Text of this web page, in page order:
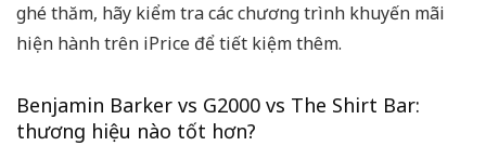
ghé thăm, hãy kiểm tra các chương trình khuyến mãi
hiện hành trên iPrice để tiết kiệm thêm.
Benjamin Barker vs G2000 vs The Shirt Bar:
thương hiệu nào tốt hơn?